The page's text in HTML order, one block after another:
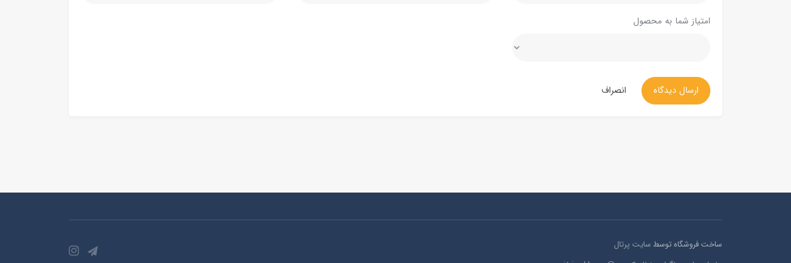
امتیاز شما به محصول
ارسال دیدگاه انصراف
ساخت فروشگاه توسط سایت پرتال